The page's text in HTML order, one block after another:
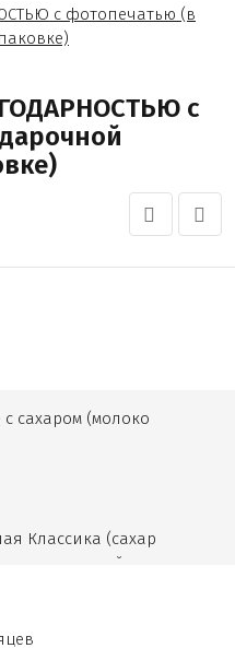
с
сахаром (молоко
Классика (сахар